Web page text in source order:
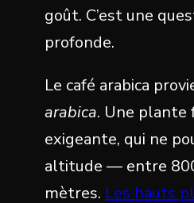
goût. C’est une
profonde.
Le café arabica
arabica. Une plante
exigeante, qui ne
altitude — entre
mètres. Les hauts